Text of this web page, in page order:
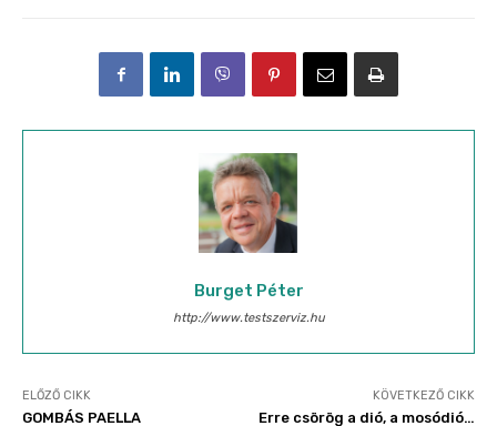
Burget Péter
http://www.testszerviz.hu
ELŐZŐ CIKK
GOMBÁS PAELLA
KÖVETKEZŐ CIKK
Erre csörög a dió, a mosódió…